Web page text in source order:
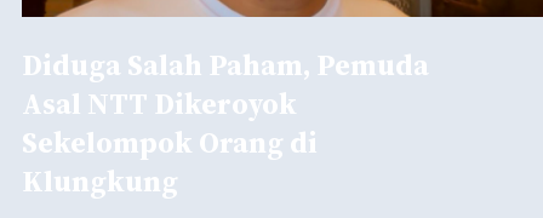
Diduga Salah Paham, Pemuda
Asal NTT Dikeroyok
Sekelompok Orang di
Klungkung